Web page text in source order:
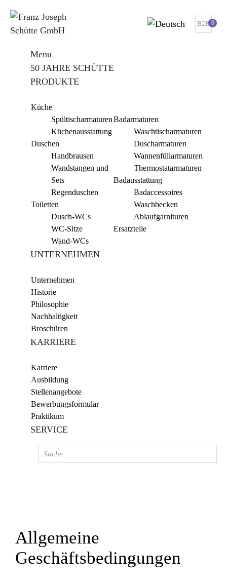
B2B 0
Menu
50 JAHRE SCHÜTTE
PRODUKTE
Küche
Spültischarmaturen
Küchenausstattung
Duschen
Handbrausen
Wandstangen und
Sets
Regenduschen
Toiletten
Dusch-WCs
WC-Sitze
Wand-WCs
Badarmaturen
Waschtischarmaturen
Duscharmaturen
Wannenfüllarmaturen
Thermostatarmaturen
Badausstattung
Badaccessoires
Waschbecken
Ablaufgarnituren
Ersatzteile
UNTERNEHMEN
Unternehmen
Historie
Philosophie
Nachhaltigkeit
Broschüren
KARRIERE
Karriere
Ausbildung
Stellenangebote
Bewerbungsformular
Praktikum
SERVICE
Allgemeine
Geschäftsbedingungen